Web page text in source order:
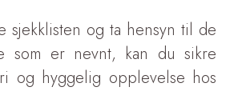
sjekklisten og ta hensyn til de
som er nevnt, kan du sikre
og hyggelig opplevelse hos